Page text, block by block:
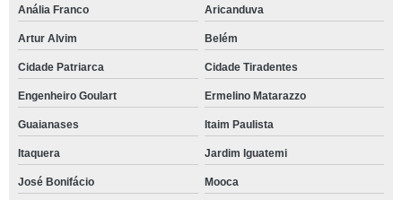
Anália Franco
Aricanduva
Artur Alvim Belém
Cidade Patriarca Cidade Tiradentes
Engenheiro Goulart Ermelino Matarazzo
Guaianases Itaim Paulista
Itaquera Jardim Iguatemi
José Bonifácio Mooca